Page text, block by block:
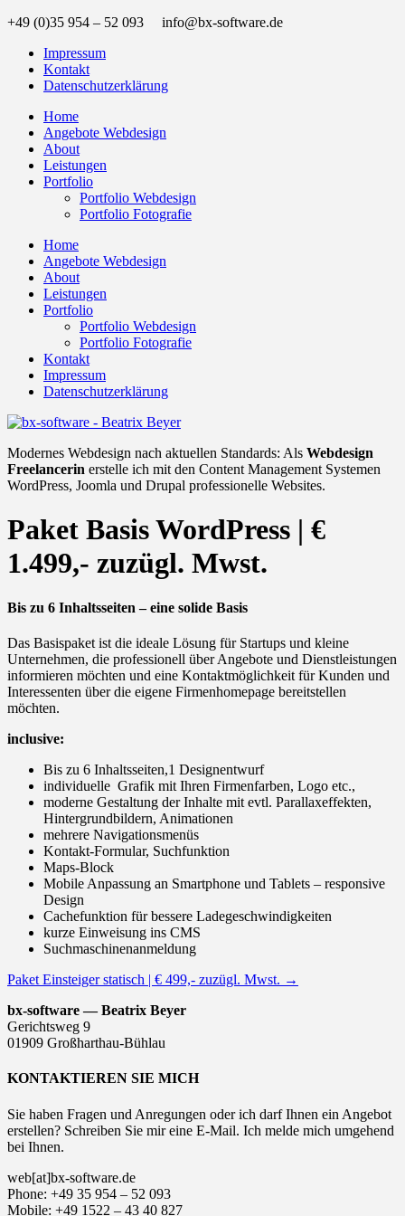
+49 (0)35 954 – 52 093 info@bx-software.de
Impressum
Kontakt
Datenschutzerklärung
Home
Angebote Webdesign
About
Leistungen
Portfolio
Portfolio Webdesign
Portfolio Fotografie
Home
Angebote Webdesign
About
Leistungen
Portfolio
Portfolio Webdesign
Portfolio Fotografie
Kontakt
Impressum
Datenschutzerklärung
Modernes Webdesign nach aktuellen Standards: Als Webdesign
Freelancerin erstelle ich mit den Content Management Systemen
WordPress, Joomla und Drupal professionelle Websites.
Paket Basis WordPress | €
1.499,- zuzügl. Mwst.
Bis zu 6 Inhaltsseiten – eine solide Basis
Das Basispaket ist die ideale Lösung für Startups und kleine
Unternehmen, die professionell über Angebote und Dienstleistungen
informieren möchten und eine Kontaktmöglichkeit für Kunden und
Interessenten über die eigene Firmenhomepage bereitstellen
möchten.
inclusive:
Bis zu 6 Inhaltsseiten,1 Designentwurf
individuelle Grafik mit Ihren Firmenfarben, Logo etc.,
moderne Gestaltung der Inhalte mit evtl. Parallaxeffekten,
Hintergrundbildern, Animationen
mehrere Navigationsmenüs
Kontakt-Formular, Suchfunktion
Maps-Block
Mobile Anpassung an Smartphone und Tablets – responsive
Design
Cachefunktion für bessere Ladegeschwindigkeiten
kurze Einweisung ins CMS
Suchmaschinenanmeldung
Paket Einsteiger statisch | € 499,- zuzügl. Mwst. →
bx-software — Beatrix Beyer
Gerichtsweg 9
01909 Großharthau-Bühlau
KONTAKTIEREN SIE MICH
Sie haben Fragen und Anregungen oder ich darf Ihnen ein Angebot
erstellen? Schreiben Sie mir eine E-Mail. Ich melde mich umgehend
bei Ihnen.
web[at]bx-software.de
Phone: +49 35 954 – 52 093
Mobile: +49 1522 – 43 40 827